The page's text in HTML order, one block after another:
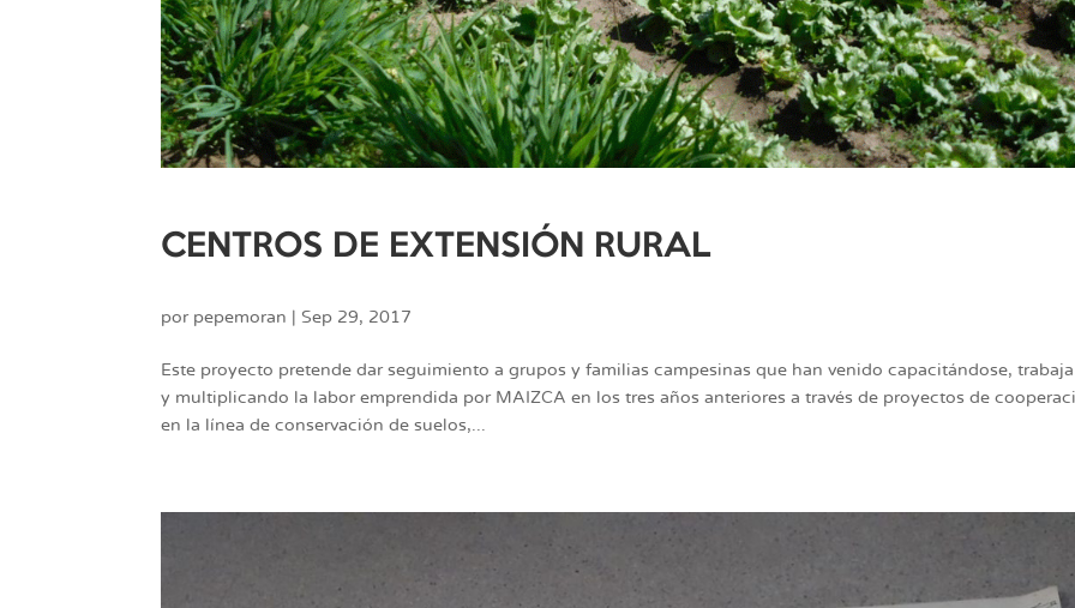
CENTROS DE EXTENSIÓN RURAL
por pepemoran Sep 29, 2017
Este proyecto pretende dar seguimiento a grupos y familias campesinas que han venido capacitándose,
y multiplicando la labor emprendida por MAIZCA en los tres años anteriores a través de proyectos de
en la línea de conservación de suelos,...